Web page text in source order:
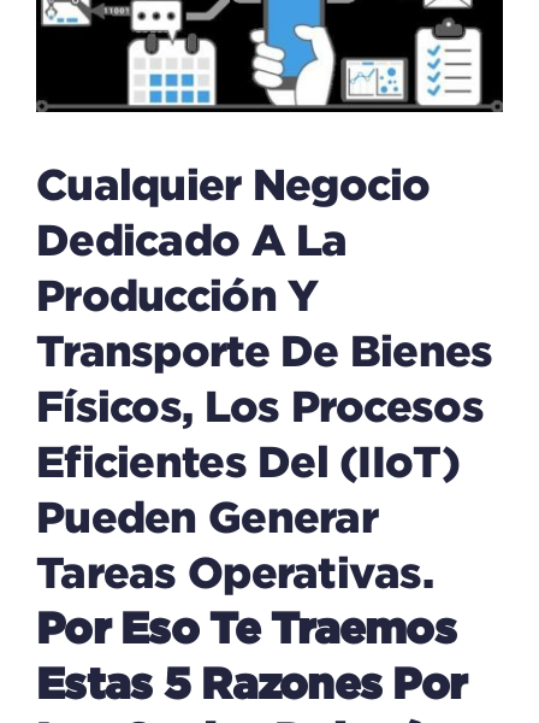
Cualquier Negocio
Dedicado A La
Producción Y
Transporte De Bienes
Físicos, Los Procesos
Eficientes Del (IIoT)
Pueden Generar
Tareas Operativas.
Por Eso Te Traemos
Estas 5 Razones Por